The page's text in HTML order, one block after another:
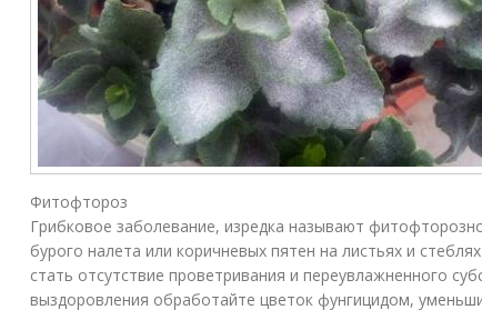
Фитофтороз
Грибковое заболевание, изредка называют
бурого налета или коричневых пятен на листьях и
стать отсутствие проветривания и переувлажненного
выздоровления обработайте цветок фунгицидом,